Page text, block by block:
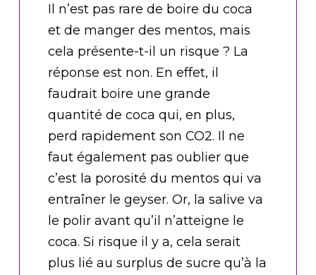
Il n’est pas rare de boire du coca
et de manger des mentos, mais
cela présente-t-il un risque ? La
réponse est non. En effet, il
faudrait boire une grande
quantité de coca qui, en plus,
perd rapidement son CO2. Il ne
faut également pas oublier que
c’est la porosité du mentos qui va
entraîner le geyser. Or, la salive va
le polir avant qu’il n’atteigne le
coca. Si risque il y a, cela serait
plus lié au surplus de sucre qu’à la